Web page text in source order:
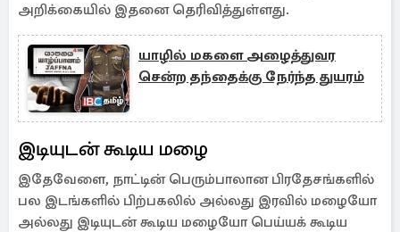
அறிக்கையில் இதனை தெரிவித்துள்ளது.
யாழில் மகளை அழைத்துவர
சென்ற தந்தைக்கு நேர்ந்த துயரம்
இடியுடன் கூடிய மழை
இதேவேளை, நாட்டின் பெரும்பாலான பிரதேசங்களில்
பல இடங்களில் பிற்பகலில் அல்லது இரவில் மழையோ
அல்லது இடியுடன் கூடிய மழையோ பெய்யக் கூடிய